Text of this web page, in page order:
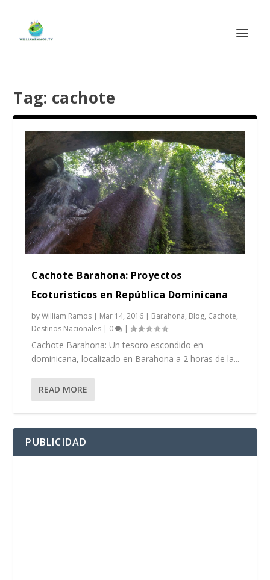
Tag: cachote
Cachote Barahona: Proyectos
Ecoturisticos en República Dominicana
byWilliam Ramos | Mar 14, 2016 | Barahona, Blog, Cachote,
Destinos Nacionales | 0 |
Cachote Barahona: Un tesoro escondido en
dominicana, localizado en Barahona a 2 horas de la...
READ MORE
PUBLICIDAD